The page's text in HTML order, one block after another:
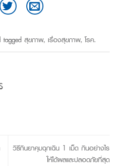
สุขภาพ, เรื่องสุขภาพ,โรค.
วิธีกินยาคุมฉุกเฉิน 1 เม็ด กินอย่างไร
ให้ได้ผลและปลอดภัยที่สุด